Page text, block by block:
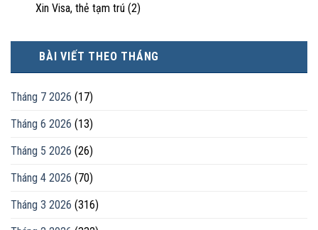
Xin Visa, thẻ tạm trú (2)
BÀI VIẾT THEO THÁNG
Tháng 7 2026 (17)
Tháng 6 2026 (13)
Tháng 5 2026 (26)
Tháng 4 2026 (70)
Tháng 3 2026 (316)